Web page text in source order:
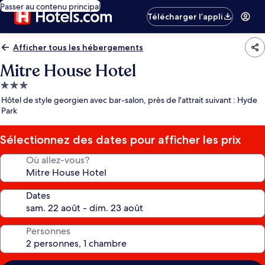
Passer au contenu principal
Télécharger l’appli
Afficher tous les hébergements
Mitre House Hotel
Hébergement
3.0 étoiles
Hôtel de style georgien avec bar-salon, près de l'attrait suivant : Hyde
Park
Sélectionnez des dates pour afficher les prix
Où allez-vous?
Dates
Personnes